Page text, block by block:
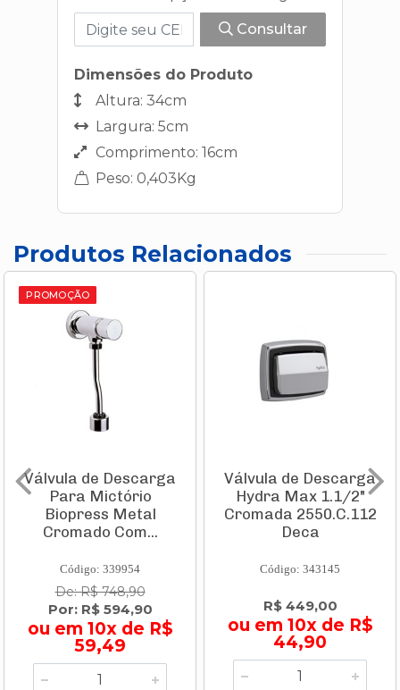
Consultar
Dimensões do Produto
Altura: 34cm
Largura: 5cm
Comprimento: 16cm
Peso: 0,403Kg
Produtos Relacionados
PROMOÇÃO
Válvula de Descarga
Para Mictório
Biopress Metal
Cromado Com...
Código: 339954
De: R$ 748,90
Por: R$ 594,90
ou em 10x de R$
59,49
Válvula de Descarga
Hydra Max 1.1/2"
Cromada 2550.C.112
Deca
Código: 343145
R$ 449,00
ou em 10x de R$
44,90